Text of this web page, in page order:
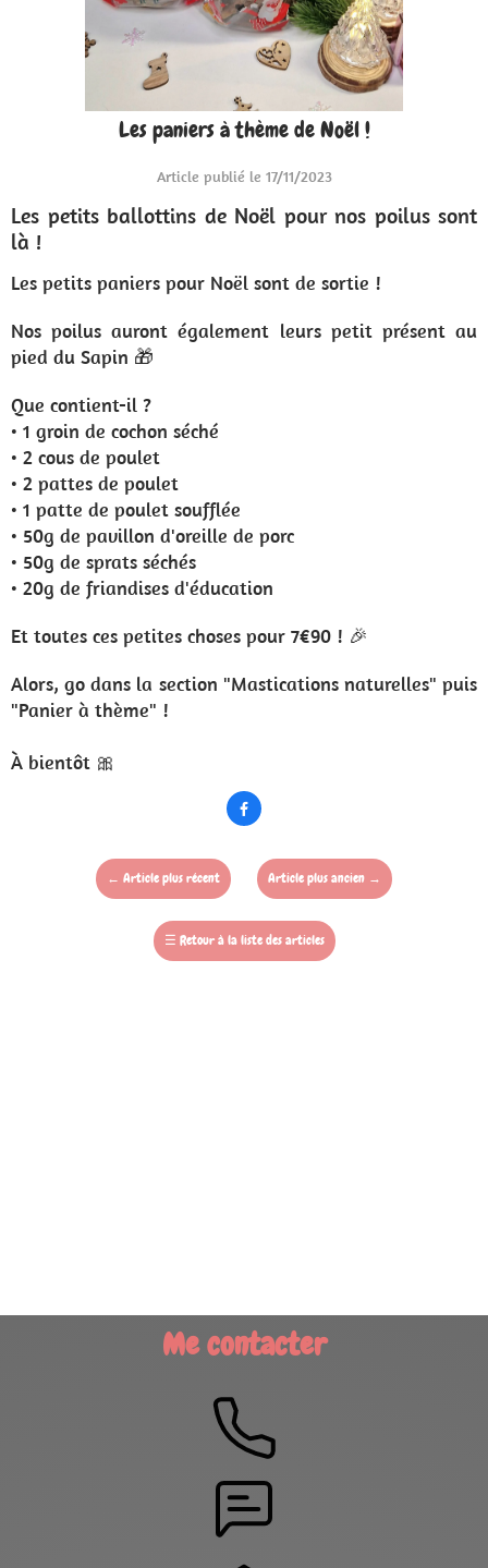
Les paniers à thème de Noël !
Article publié le 17/11/2023
Les petits ballottins de Noël pour nos poilus sont
là !
Les petits paniers pour Noël sont de sortie !
Nos poilus auront également leurs petit présent au
pied du Sapin 🎁
Que contient-il ?
• 1 groin de cochon séché
• 2 cous de poulet
• 2 pattes de poulet
• 1 patte de poulet soufflée
• 50g de pavillon d'oreille de porc
• 50g de sprats séchés
• 20g de friandises d'éducation
Et toutes ces petites choses pour 7€90 ! 🎉
Alors, go dans la section "Mastications naturelles" puis
"Panier à thème" !
À bientôt 🎀

← Article plus récent Article plus ancien →
☰ Retour à la liste des articles
Me contacter